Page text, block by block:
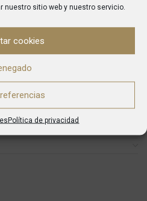
sitio web y nuestro servicio.
cookies
Política de privacidad
así nace el
se presenta sobre
Meeting ® sabe